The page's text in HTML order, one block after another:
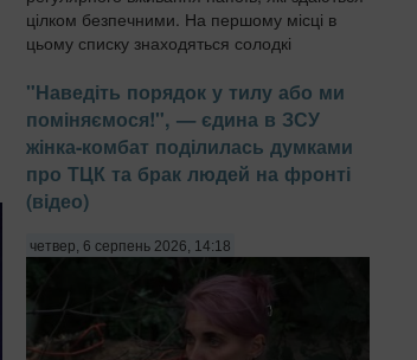
цілком безпечними. На першому місці в
цьому списку знаходяться солодкі
вмістом фруктозиЮ передають Па...
"Наведіть порядок у тилу або ми
поміняємося!", — єдина в ЗСУ
жінка-комбат поділилась думками
про ТЦК та брак людей на фронті
(відео)
четвер, 6 серпень 2026, 14:18